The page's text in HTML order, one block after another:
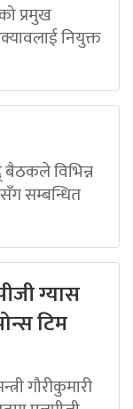
प्रमुख
नियुक्त
बैठकले विभिन्न
सम्बन्धित
ग्यास
टिम
गौरीकुमारी